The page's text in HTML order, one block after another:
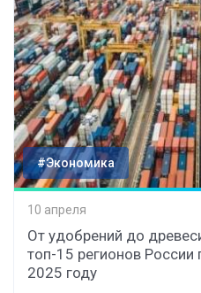
#Экономика
10 апреля
От удобрений до
топ-15 регионов России
2025 году